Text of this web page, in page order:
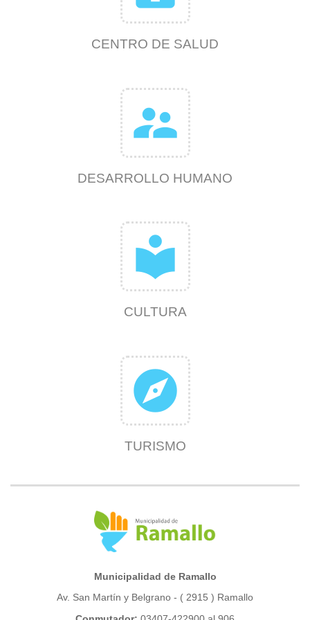
CENTRO DE SALUD
supervisor_account
DESARROLLO HUMANO
local_library
CULTURA
explore
TURISMO
Municipalidad de Ramallo
Av. San Martín y Belgrano - ( 2915 ) Ramallo